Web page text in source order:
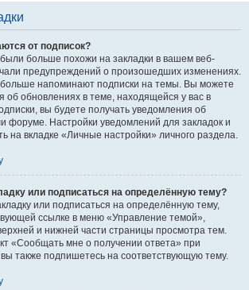
от подписок?
были больше похожи на закладки в вашем веб-
предупреждений о произошедших изменениях.
больше напоминают подписки на темы. Вы можете
об обновлениях в теме, находящейся у вас в
вы будете получать уведомления об
форуме. Настройки уведомлений для закладок и
на вкладке «Личные настройки» личного раздела.
или подписаться на определённую тему?
или подписаться на определённую тему,
ссылке в меню «Управление темой»,
и нижней части страницы просмотра тем.
«Сообщать мне о получении ответа» при
также подпишетесь на соответствующую тему.